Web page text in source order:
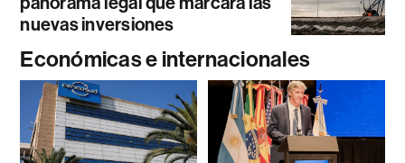
nuevas inversiones
Económicas e internacionales